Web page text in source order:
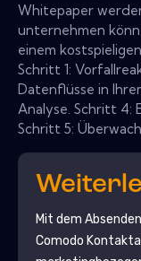
Whitepaper
unternehmen
einem
Schritt 1:
Datenflüsse in
Analyse. Schritt 4:
Schritt 5:
Mit dem
Comodo